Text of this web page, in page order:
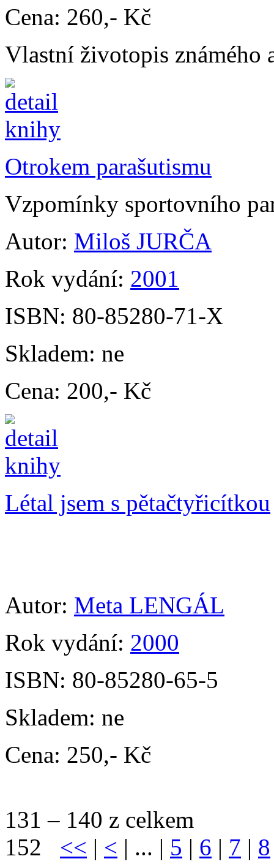
Cena: 260,- Kč
Vlastní životopis známého
Otrokem parašutismu
Vzpomínky sportovního
Autor: Miloš JURČA
Rok vydání: 2001
ISBN: 80-85280-71-X
Skladem: ne
Cena: 200,- Kč
Létal jsem s pětačtyřicítkou
Autor: Meta LENGÁL
Rok vydání: 2000
ISBN: 80-85280-65-5
Skladem: ne
Cena: 250,- Kč
131 – 140 z celkem
152 << | < | ... | 5 | 6 | 7 | 8